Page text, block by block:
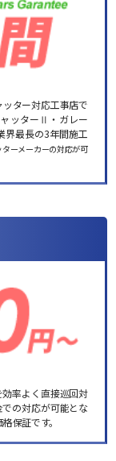
ター対応工事店で
ッターⅡ・ガレー
界最長の3年間施工
ーメーカーの対応が可
率よく直接巡回対
の対応が可能とな
保証です。